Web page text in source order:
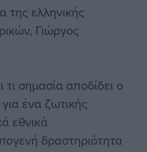
ελληνικής
Γιώργος
σημασία αποδίδει ο
ένα ζωτικής
εθνικά
δραστηριότητα